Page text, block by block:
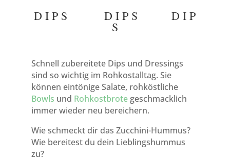
D I P S D I P S D I P
S
Schnell zubereitete Dips und Dressings
sind so wichtig im Rohkostalltag. Sie
können eintönige Salate, rohköstliche
Bowls und Rohkostbrotegeschmacklich
immer wieder neu bereichern.
Wie schmeckt dir das Zucchini-Hummus?
Wie bereitest du dein Lieblingshummus
zu?